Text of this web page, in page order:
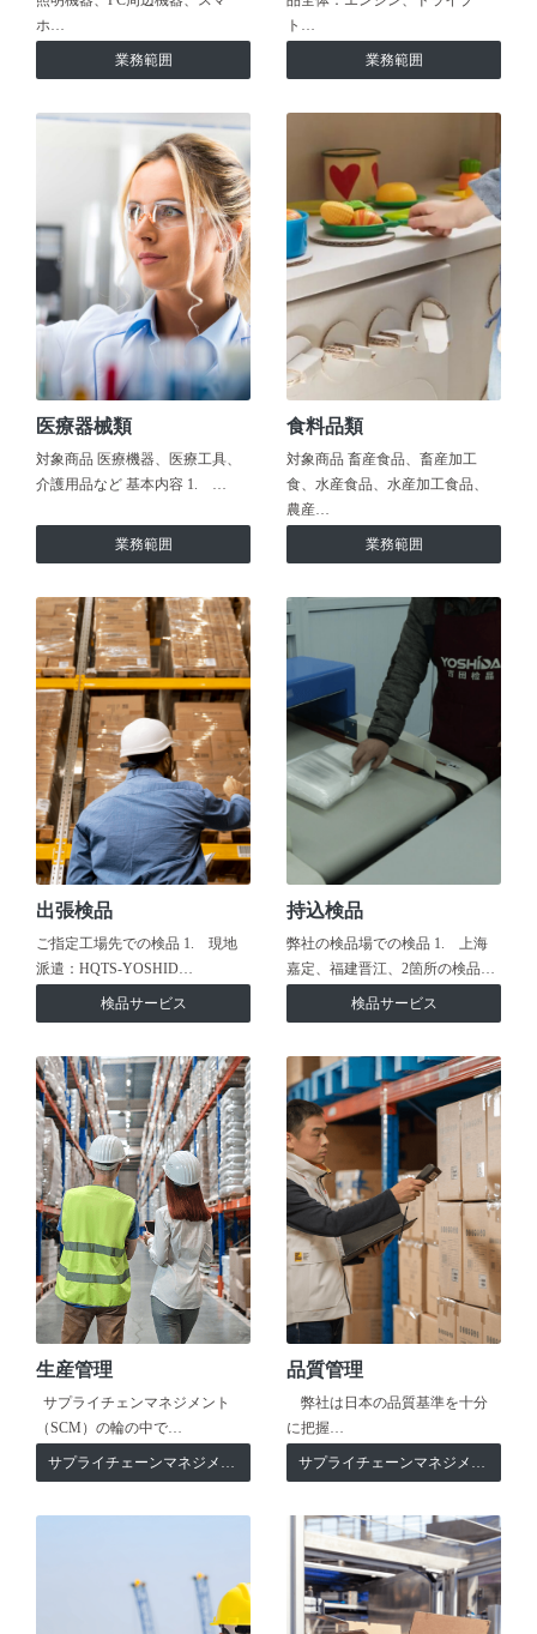
ホ…
業務範囲
ト…
業務範囲
医療器械類
対象商品 医療機器、医療工具、
介護用品など 基本内容 1. …
業務範囲
食料品類
対象商品 畜産食品、畜産加工
食、水産食品、水産加工食品、
農産…
業務範囲
出張検品
ご指定工場先での検品 1. 現地
派遣：HQTS-YOSHID…
検品サービス
持込検品
弊社の検品場での検品 1. 上海
嘉定、福建晋江、2箇所の検品…
検品サービス
生産管理
サプライチェンマネジメント
（SCM）の輪の中で…
サプライチェーンマネジメント
品質管理
弊社は日本の品質基準を十分
に把握…
サプライチェーンマネジメント